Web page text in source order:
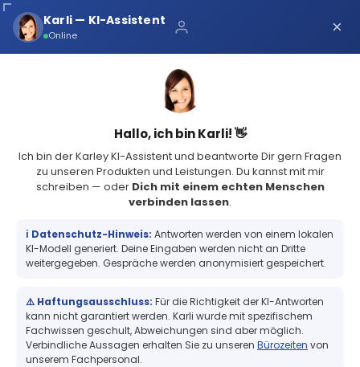
Über uns
Schnelle Lieferung
4.8(73 Bewertungen)
DTM Eddie Karusell Trays - 8x 15 mm x 40 mm Rechteck
DTM Eddie Karusell Trays - 8x 15 mm x
40 mm Rechteck
+
×
Karli — KI-Assistent
Online ×
Hallo, ich bin Karli! 👋
Ich bin der Karley KI-Assistent und beantworte Dir gern Fragen
zu unseren Produkten und Leistungen. Du kannst mit mir
schreiben — oder Dich mit einem echten Menschen
verbinden lassen.
ℹ️ Datenschutz-Hinweis: Antworten werden von einem lokalen
KI-Modell generiert. Deine Eingaben werden nicht an Dritte
weitergegeben. Gespräche werden anonymisiert gespeichert.
⚠️ Haftungsausschluss: Für die Richtigkeit der KI-Antworten
kann nicht garantiert werden. Karli wurde mit spezifischem
Fachwissen geschult, Abweichungen sind aber möglich.
Verbindliche Aussagen erhalten Sie zu unseren Bürozeiten von
unserem Fachpersonal.